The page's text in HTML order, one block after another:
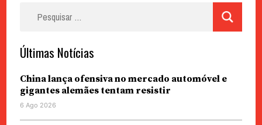
Últimas Notícias
China lança ofensiva no mercado automóvel e
gigantes alemães tentam resistir
6 Ago 2026